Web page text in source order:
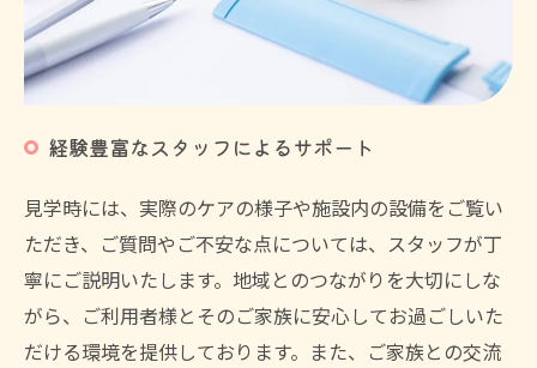
経験豊富なスタッフによるサポート
見学時には、実際のケアの様子や施設内の設備をご覧い
ただき、ご質問やご不安な点については、スタッフが丁
寧にご説明いたします。地域とのつながりを大切にしな
がら、ご利用者様とそのご家族に安心してお過ごしいた
だける環境を提供しております。また、ご家族との交流